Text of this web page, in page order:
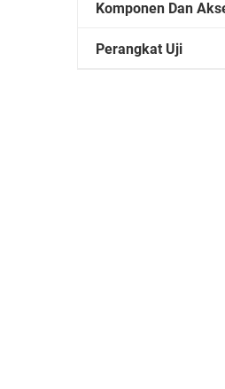
Komponen Dan
Perangkat Uji